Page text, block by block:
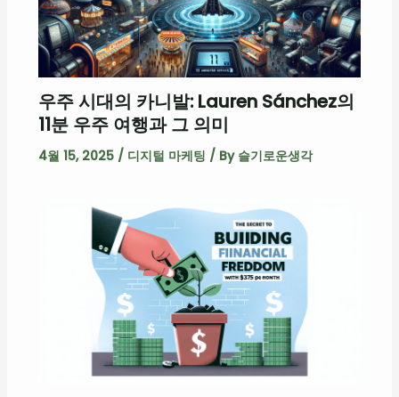
우주 시대의 카니발: Lauren Sánchez의
11분 우주 여행과 그 의미
4월 15, 2025 / 디지털 마케팅 / By 슬기로운생각